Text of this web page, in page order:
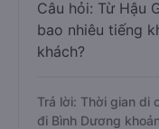
Câu hỏi: Từ Hậu
bao nhiêu tiếng
khách?
Trả lời: Thời gian di
đi Bình Dương